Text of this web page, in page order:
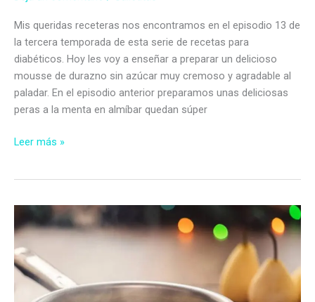
Mis queridas receteras nos encontramos en el episodio 13 de
la tercera temporada de esta serie de recetas para
diabéticos. Hoy les voy a enseñar a preparar un delicioso
mousse de durazno sin azúcar muy cremoso y agradable al
paladar. En el episodio anterior preparamos unas deliciosas
peras a la menta en almíbar quedan súper
Mousse
azúcar
Leer más »